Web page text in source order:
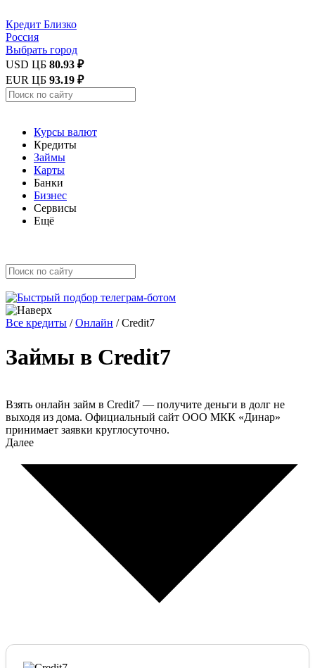
Кредит Близко
Россия
Выбрать город
USD ЦБ 80.93 ₽
EUR ЦБ 93.19 ₽
Курсы валют
Кредиты
Займы
Карты
Банки
Бизнес
Сервисы
Ещё
Все кредиты /Онлайн /Credit7
Займы в Credit7
Взять онлайн займ в Credit7 — получите деньги в долг не
выходя из дома. Официальный сайт ООО МКК «Динар»
принимает заявки круглосуточно.
Далее